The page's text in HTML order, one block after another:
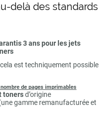
delà des standards
3 ans pour les jets
est techniquement possible
de pages imprimables
tonersd’origine
gamme remanufacturée et